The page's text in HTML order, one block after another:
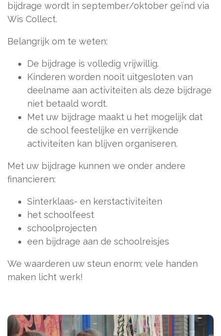
bijdrage wordt in september/oktober geïnd via
Wis Collect.
Belangrijk om te weten:
De bijdrage is volledig vrijwillig.
Kinderen worden nooit uitgesloten van
deelname aan activiteiten als deze bijdrage
niet betaald wordt.
Met uw bijdrage maakt u het mogelijk dat
de school feestelijke en verrijkende
activiteiten kan blijven organiseren.
Met uw bijdrage kunnen we onder andere
financieren:
Sinterklaas- en kerstactiviteiten
het schoolfeest
schoolprojecten
een bijdrage aan de schoolreisjes
We waarderen uw steun enorm; vele handen
maken licht werk!